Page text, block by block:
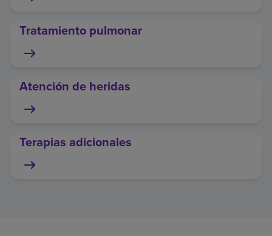
Tratamiento pulmonar
Atención de heridas
Terapias adicionales